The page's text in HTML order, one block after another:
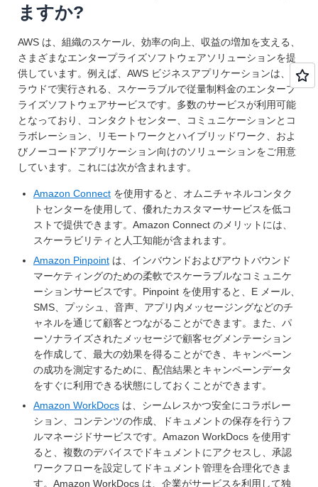
ますか?
AWS は、組織のスケール、効率の向上、収益の増加を支える、
さまざまなエンタープライズソフトウェアソリューションを提
供しています。例えば、AWS ビジネスアプリケーションは、ク
ラウドで実行される、スケーラブルで従量制料金のエンタープ
ライズソフトウェアサービスです。多数のサービスが利用可能
となっており、コンタクトセンター、コミュニケーションとコ
ラボレーション、リモートワークとハイブリッドワーク、およ
びノーコードアプリケーション向けのソリューションをご用意
しています。これには次が含まれます。
Amazon Connect を使用すると、オムニチャネルコンタク
トセンターを使用して、優れたカスタマーサービスを低コ
ストで提供できます。Amazon Connect のメリットには、
スケーラビリティと人工知能が含まれます。
Amazon Pinpoint は、インバウンドおよびアウトバウンド
マーケティングのための柔軟でスケーラブルなコミュニケ
ーションサービスです。Pinpoint を使用すると、E メール、
SMS、プッシュ、音声、アプリ内メッセージングなどのチ
ャネルを通じて顧客とつながることができます。また、パ
ーソナライズされたメッセージで顧客セグメンテーション
を作成して、最大の効果を得ることができ、キャンペーン
の成功を測定するために、配信結果とキャンペーンデータ
をすぐに利用できる状態にしておくことができます。
Amazon WorkDocs は、シームレスかつ安全にコラボレー
ション、コンテンツの作成、ドキュメントの保存を行うフ
ルマネージドサービスです。Amazon WorkDocs を使用す
ると、複数のデバイスでドキュメントにアクセスし、承認
ワークフローを設定してドキュメント管理を合理化できま
す。Amazon WorkDocs は、企業がサービスを利用して独